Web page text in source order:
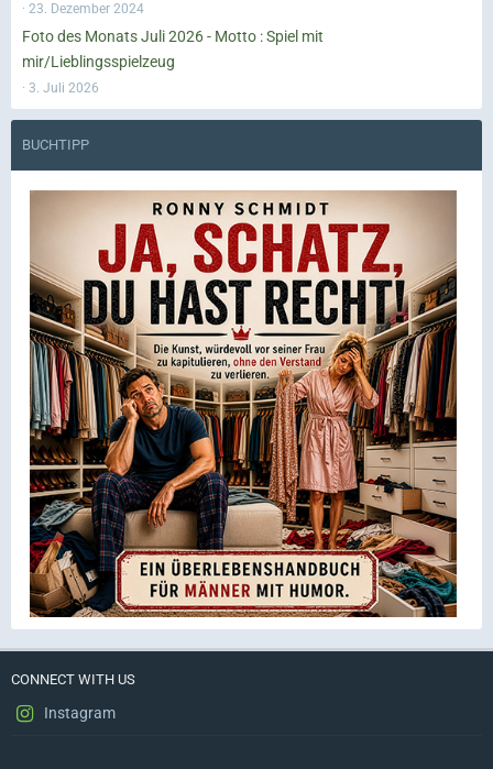
23. Dezember 2024
Foto des Monats Juli 2026 - Motto : Spiel mit
mir/Lieblingsspielzeug
3. Juli 2026
BUCHTIPP
CONNECT WITH US
Instagram